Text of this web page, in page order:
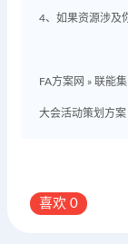
4、如果资源涉及
FA方案网 » 联能
大会活动策划方案
喜欢 0